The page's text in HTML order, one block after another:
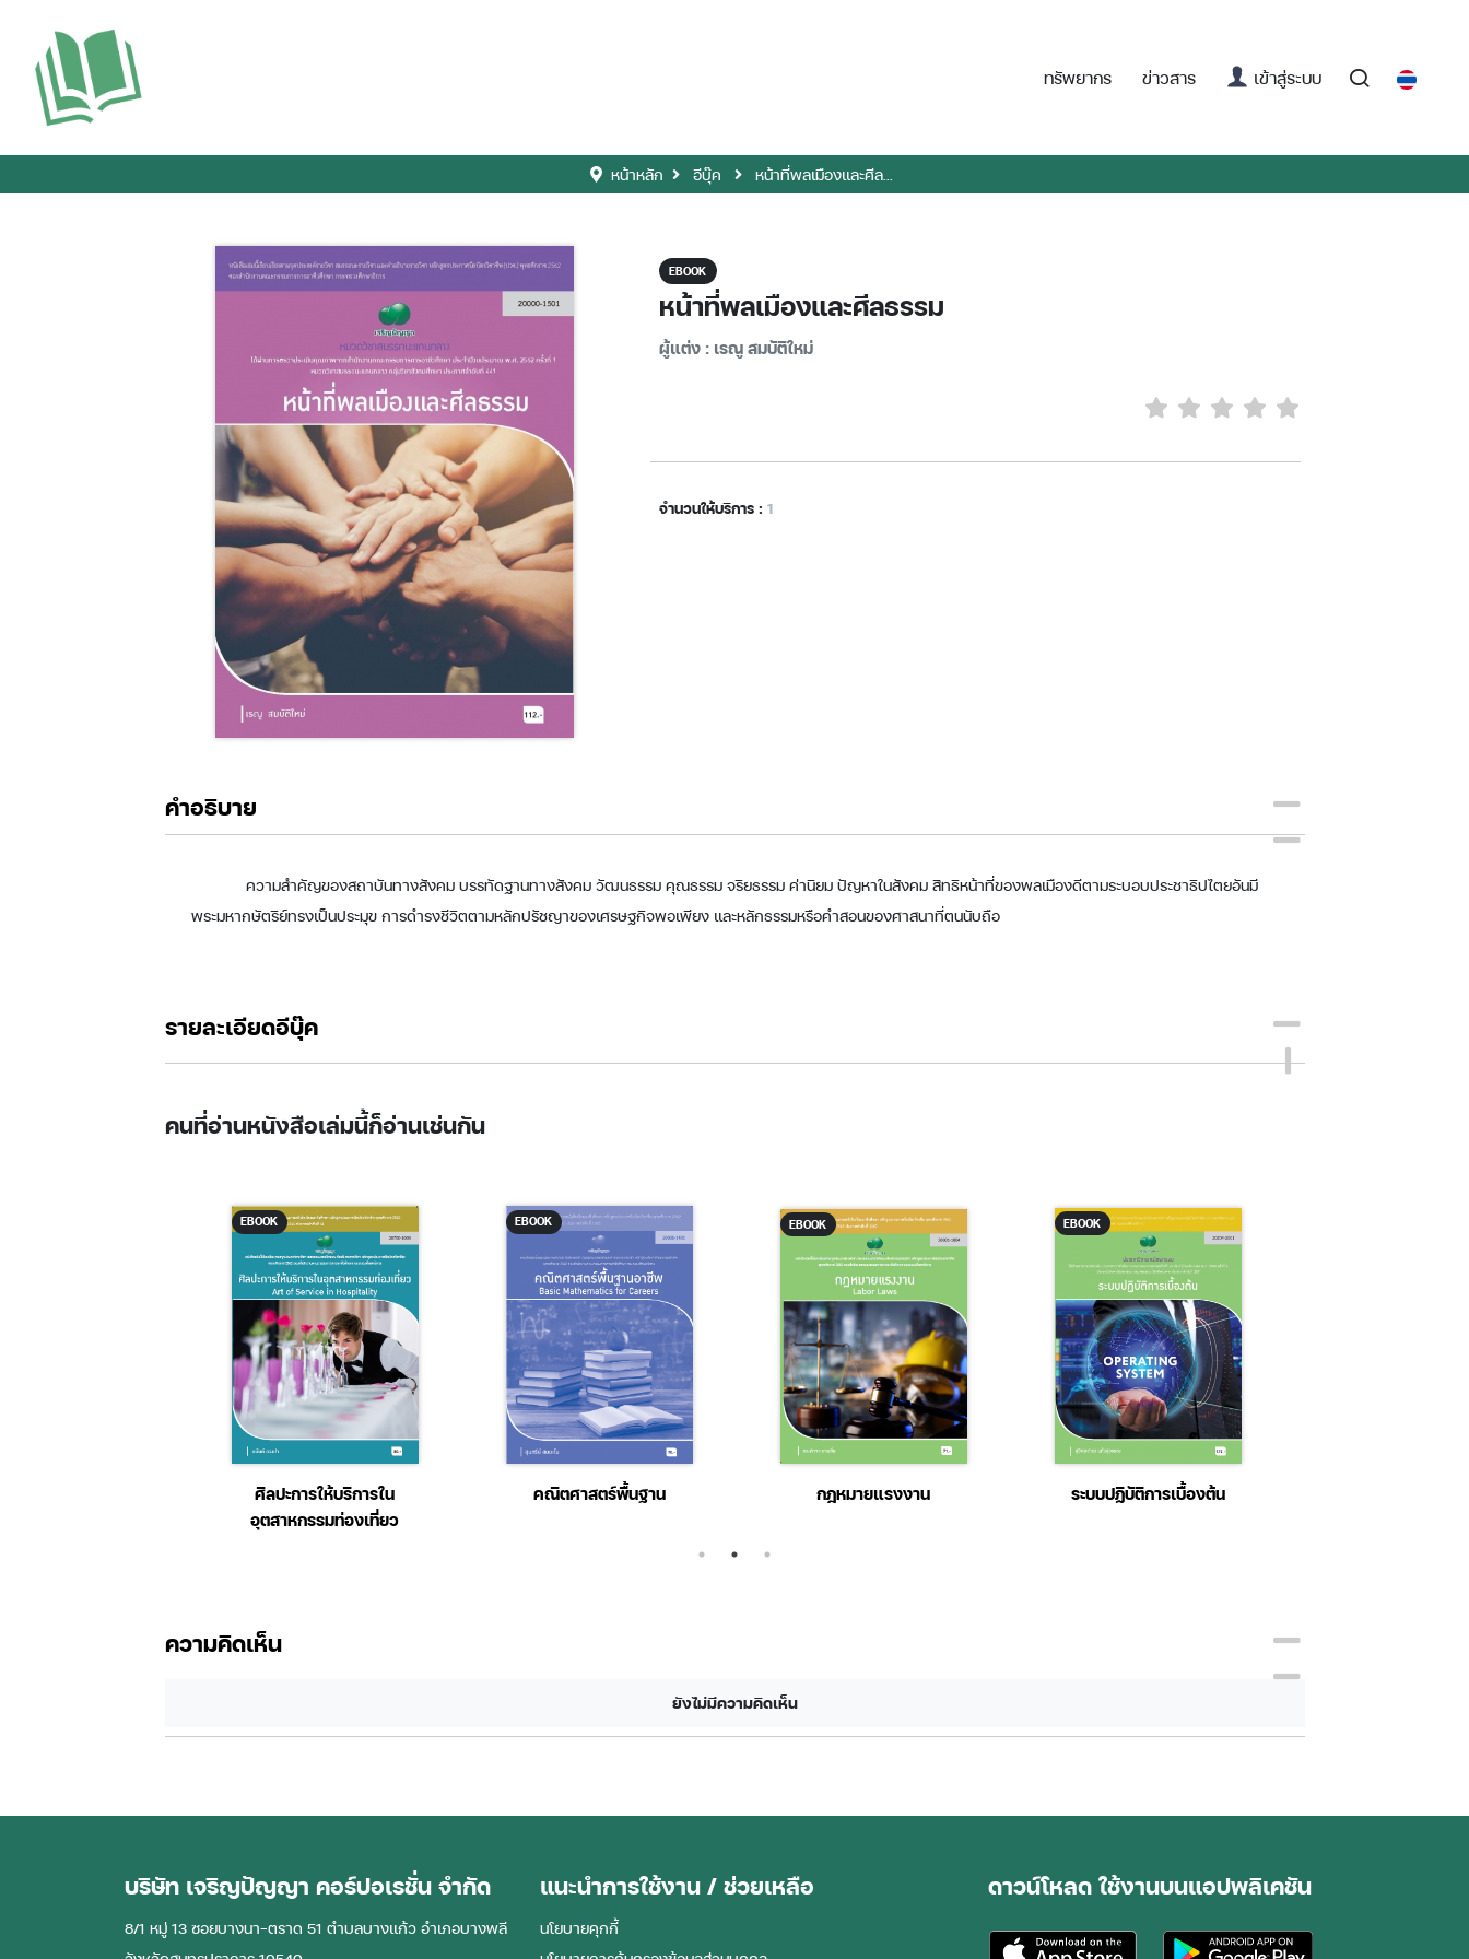
ทรัพยากร ข่าวสาร เข้าสู่ระบบ(current)
หน้าหลัก อีบุ๊ค หน้าที่พลเมืองและศีล...
EBOOK
หน้าที่พลเมืองและศีลธรรม
ผู้แต่ง : เรณู สมบัติใหม่
จำนวนให้บริการ : 1
คำอธิบาย
ความสำคัญของสถาบันทางสังคม บรรทัดฐานทางสังคม วัฒนธรรม คุณธรรม จริยธรรม ค่านิยม ปัญหาในสังคม สิทธิหน้าที่ของพลเมืองดีตามระบอบประชาธิปไตยอันมี
พระมหากษัตริย์ทรงเป็นประมุข การดำรงชีวิตตามหลักปรัชญาของเศรษฐกิจพอเพียง และหลักธรรมหรือคำสอนของศาสนาที่ตนนับถือ
รายละเอียดอีบุ๊ค
คนที่อ่านหนังสือเล่มนี้ก็อ่านเช่นกัน
คณิตศาสตร์พื้นฐาน ระบบปฏิบัติการเบื้องต้น
EBOOK EBOOK
ความคิดเห็น
ยังไม่มีความคิดเห็น
บริษัท เจริญปัญญา คอร์ปอเรชั่น จำกัด
8/1 หมู่ 13 ซอยบางนา-ตราด 51 ตําบลบางแก้ว อําเภอบางพลี
แนะนำการใช้งาน / ช่วยเหลือ
นโยบายคุกกี้
ดาวน์โหลด ใช้งานบนแอปพลิเคชัน